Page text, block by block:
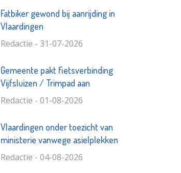
Fatbiker gewond bij aanrijding in
Vlaardingen
Redactie - 31-07-2026
Gemeente pakt fietsverbinding
Vijfsluizen / Trimpad aan
Redactie - 01-08-2026
Vlaardingen onder toezicht van
ministerie vanwege asielplekken
Redactie - 04-08-2026